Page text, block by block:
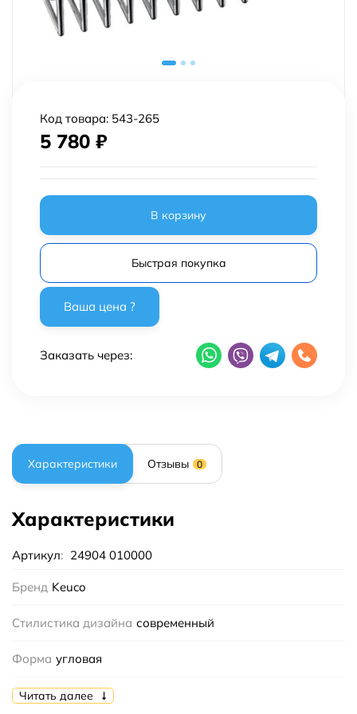
Код товара: 543-265
5 780 ₽
В корзину
Быстрая покупка
Заказать через:
Характеристики Отзывы 0
Характеристики
Артикул: 24904 010000
Бренд Keuco
Стилистика дизайна современный
Форма угловая
Цвет хром
Читать далее